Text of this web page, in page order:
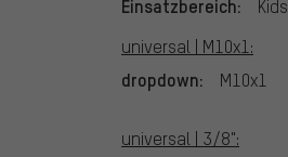
Einsatzbereich:
Kids
universal | M10x1:
dropdown: M10x1
universal | 3/8":